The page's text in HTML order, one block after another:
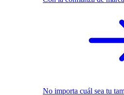
No importa cuál sea tu